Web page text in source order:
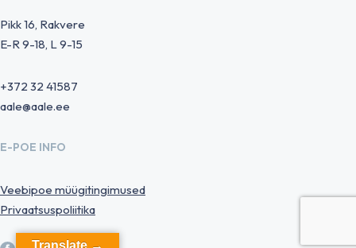
Pikk 16, Rakvere
E-R 9-18, L 9-15
+372 32 41587
aale@aale.ee
E-POE INFO
Veebipoe müügitingimused
Privaatsuspoliitika
Translate →